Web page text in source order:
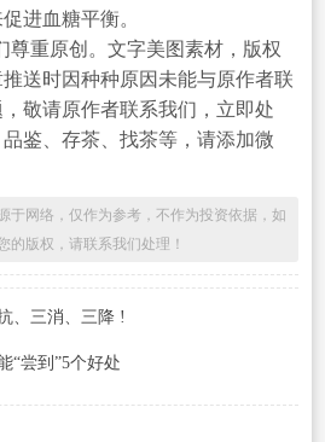
进血糖平衡。
尊重原创。文字美图素材，版权
送时因种种原因未能与原作者联
敬请原作者联系我们，立即处
鉴、存茶、找茶等，请添加微
于网络，仅作为参考，不作为投资依据，如
的版权，请联系我们处理！
、三消、三降 !
“尝到”5个好处